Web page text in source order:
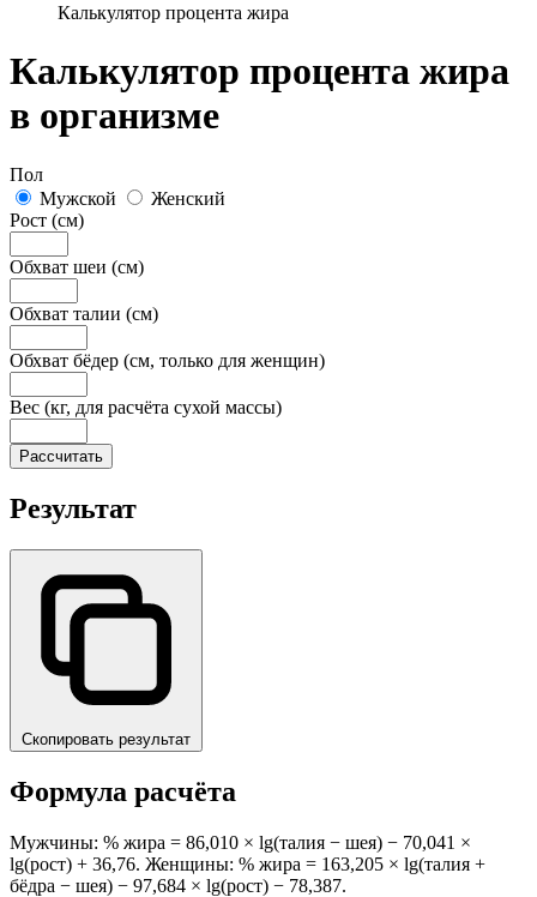
Калькулятор процента жира
Калькулятор процента жира
в организме
Пол
Мужской
Женский
Рост (см)
Обхват шеи (см)
Обхват талии (см)
Обхват бёдер (см, только для женщин)
Вес (кг, для расчёта сухой массы)
Рассчитать
Результат
Скопировать результат
Формула расчёта
Мужчины: % жира = 86,010 × lg(талия − шея) − 70,041 ×
lg(рост) + 36,76. Женщины: % жира = 163,205 × lg(талия +
бёдра − шея) − 97,684 × lg(рост) − 78,387.